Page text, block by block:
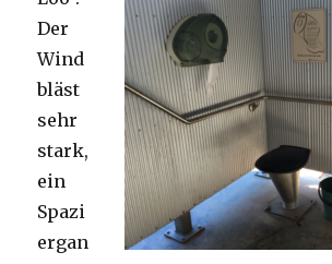
Der
Wind
bläst
sehr
stark,
ein
Spazi
ergan